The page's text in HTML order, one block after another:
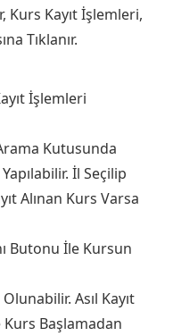
Kurs Kayıt İşlemleri,
Tıklanır.
İşlemleri
Kutusunda
İl Seçilip
Alınan Kurs Varsa
Butonu İle Kursun
Asıl Kayıt
Başlamadan